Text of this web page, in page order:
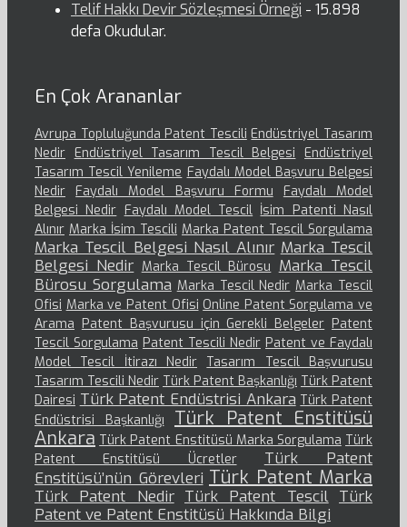
Telif Hakkı Devir Sözleşmesi Örneği - 15.898
defa Okudular.
En Çok Arananlar
Avrupa Topluluğunda Patent Tescili Endüstriyel Tasarım
Nedir Endüstriyel Tasarım Tescil Belgesi
Endüstriyel
Tasarım Tescil Yenileme Faydalı Model Başvuru Belgesi
Nedir
Faydalı Model Başvuru Formu
Faydalı Model
Belgesi Nedir Faydalı Model Tescil İsim Patenti Nasıl
Alınır Marka İsim Tescili Marka Patent Tescil Sorgulama
Marka Tescil Belgesi Nasıl Alınır Marka Tescil
Belgesi Nedir Marka Tescil Bürosu Marka Tescil
Bürosu Sorgulama Marka Tescil Nedir Marka Tescil
Ofisi Marka ve Patent Ofisi Online Patent Sorgulama ve
Arama Patent Başvurusu için Gerekli Belgeler Patent
Tescil Sorgulama Patent Tescili Nedir Patent ve Faydalı
Model Tescil İtirazı Nedir Tasarım Tescil Başvurusu
Tasarım Tescili Nedir Türk Patent Başkanlığı Türk Patent
Dairesi Türk Patent Endüstrisi Ankara Türk Patent
Endüstrisi Başkanlığı
Türk Patent Enstitüsü
Ankara Türk Patent Enstitüsü Marka Sorgulama Türk
Patent Enstitüsü Ücretler
Türk Patent
Enstitüsü’nün Görevleri Türk Patent Marka
Türk Patent Nedir Türk Patent Tescil Türk
Patent ve Patent Enstitüsü Hakkında Bilgi